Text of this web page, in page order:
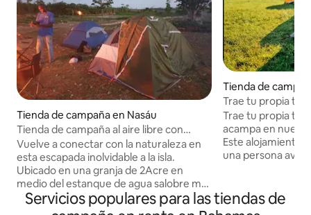
Tienda de campaña en Nasáu
Tienda de campaña al aire libre con
chimenea en una granja
Vuelve a conectar con la naturaleza en
esta escapada inolvidable a la isla.
Ubicado en una granja de 2Acre en
medio del estanque de agua salobre más
grande de Nassau, conocido como
Bonefish Pond. Te conectarás con la
Tienda de
Trae tu propia
rápido y espacio
Trae tu propia
acampa en
Este alojamiento
una persona
propiedad de
acceso al porche
Servicios populares para las tiendas de